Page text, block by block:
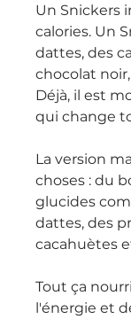
Un Snickers
calories. Un
dattes, des
chocolat
Déjà, il est
qui change
La version
choses : du
glucides
dattes, des
cacahuètes
Tout ça
l'énergie et